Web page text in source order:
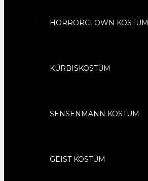
HORRORCLOWN KOSTÜM
KÜRBISKOSTÜM
SENSENMANN KOSTÜM
GEIST KOSTÜM